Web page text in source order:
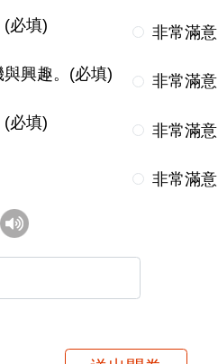
(必填) 非常滿意
興趣。(必填) 非常滿意
必填) 非常滿意
非常滿意